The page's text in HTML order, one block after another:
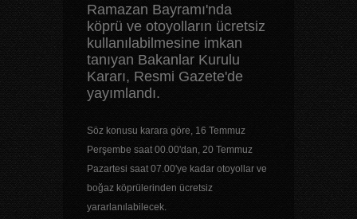
Ramazan Bayramı'nda
köprü ve otoyolların ücretsiz
kullanılabilmesine imkan
tanıyan Bakanlar Kurulu
Kararı, Resmi Gazete'de
yayımlandı.
Söz konusu karara göre, 16 Temmuz
Perşembe saat 00.00'dan, 20 Temmuz
Pazartesi saat 07.00'ye kadar otoyollar ve
boğaz köprülerinden ücretsiz
yararlanılabilecek.